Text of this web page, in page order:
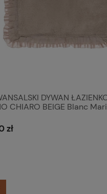
DYWAN
CHIARO BEIGE Blanc
zł